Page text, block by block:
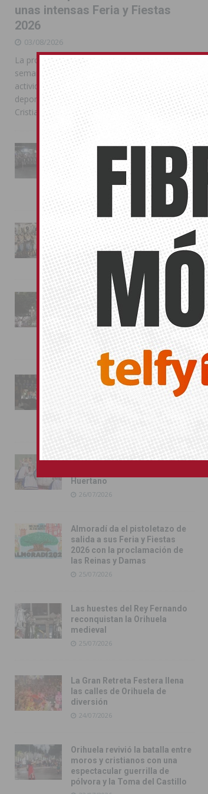
unas intensas Feria y Fiestas
2026
03/08/2026
La programación reunió durante más de una
semana actos institucionales, conciertos,
actividades familiares, competiciones
deportivas y las celebraciones de Moros y
Cristianos
La Entrada Cristiana llena de
esplendor las calles de
Almoradí en una multitudinaria
jornada festera
02/08/2026
La magia de la Entrada Mora
conquista las calles de
Almoradí
01/08/2026
La fiesta se adueña de
Almoradí con la presentación
de los cargos festeros y la
toma del castillo
31/07/2026
Pilar de la Horadada
conmemora con emoción el
40º aniversario de su
independencia como municipio
31/07/2026
Almoradí presume de raíces
Huertano
26/07/2026
Almoradí da el pistoletazo de
salida a sus Feria y Fiestas
2026 con la proclamación de
las Reinas y Damas
25/07/2026
Las huestes del Rey Fernando
reconquistan la Orihuela
medieval
25/07/2026
La Gran Retreta Festera llena
las calles de Orihuela de
diversión
24/07/2026
Orihuela revivió la batalla entre
moros y cristianos con una
espectacular guerrilla de
pólvora y la Toma del Castillo